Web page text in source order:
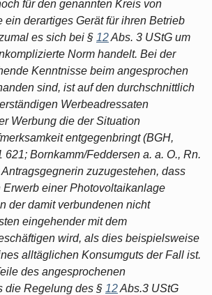
für den genannten Kreis von
ein derartiges Gerät für ihren Betrieb
es sich bei § 12Abs. 3 UStG um
Norm handelt. Bei der
Kenntnisse beim angesprochen
sind, ist auf den durchschnittlich
Werbeadressaten
Werbung die der Situation
entgegenbringt (BGH,
621; Bornkamm/Feddersen a. a. O., Rn.
zuzugestehen, dass
Erwerb einer Photovoltaikanlage
der damit verbundenen nicht
eingehender mit dem
wird, als dies beispielsweise
alltäglichen Konsumguts der Fall ist.
des angesprochenen
die Regelung des § 12Abs.3 UStG